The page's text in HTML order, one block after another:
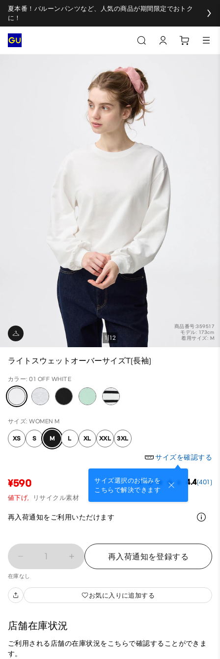
夏本番！バルーンパンツなど、人気の商品が期間限定でおトク
に！
商品番号:359517
モデル: 173cm
着用サイズ: M
1 12
ライトスウェットオーバーサイズT(長袖)
カラー: 01 OFF WHITE
サイズ: WOMEN M
XS S M L XL XXL 3XL
サイズを確認する
サイズ選択のお悩みを
こちらで解決できます
¥590 4.4(401)
値下げ, リサイクル素材
再入荷通知をご利用いただけます
1 再入荷通知を登録する
在庫なし
お気に入りに追加する
店舗在庫状況
ご利用される店舗の在庫状況をこちらで確認することができま
す。